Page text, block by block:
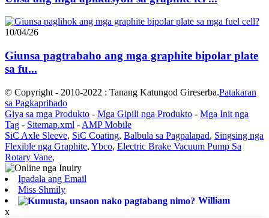
10/04/26
Giunsa pagtrabaho ang mga graphite bipolar plate
sa fu...
© Copyright - 2010-2022 : Tanang Katungod Gireserba.Patakaran
sa Pagkapribado
Giya sa mga Produkto - Mga Gipili nga Produkto - Mga Init nga
Tag - Sitemap.xml - AMP Mobile
SiC Axle Sleeve, SiC Coating, Balbula sa Pagpalapad, Singsing nga
Flexible nga Graphite, Ybco, Electric Brake Vacuum Pump Sa
Rotary Vane,
Ipadala ang Email
Miss Shmily
William
x